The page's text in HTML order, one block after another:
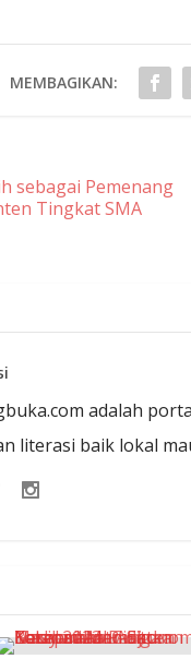
MEMBAGIKAN:
sebagai Pemenang
Tingkat SMA
adalah
literasi baik lokal